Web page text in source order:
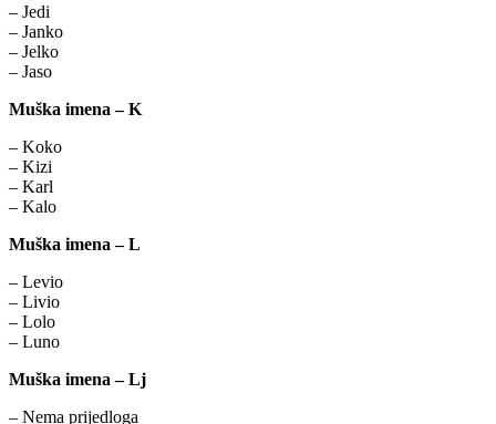
– Jedi
– Janko
– Jelko
– Jaso
Muška imena – K
– Koko
– Kizi
– Karl
– Kalo
Muška imena – L
– Levio
– Livio
– Lolo
– Luno
Muška imena – Lj
– Nema prijedloga